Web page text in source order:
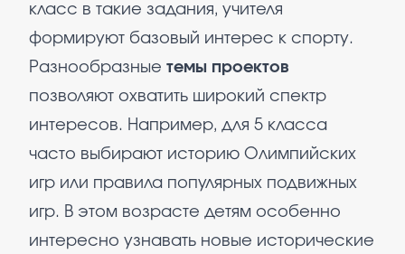
класс в такие задания, учителя
формируют базовый интерес к спорту.
Разнообразные темы проектов
позволяют охватить широкий спектр
интересов. Например, для 5 класса
часто выбирают историю Олимпийских
игр или правила популярных подвижных
игр. В этом возрасте детям особенно
интересно узнавать новые исторические